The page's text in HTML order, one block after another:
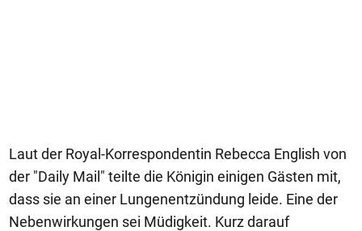
Laut der Royal-Korrespondentin Rebecca English von
der "Daily Mail" teilte die Königin einigen Gästen mit,
dass sie an einer Lungenentzündung leide. Eine der
Nebenwirkungen sei Müdigkeit. Kurz darauf